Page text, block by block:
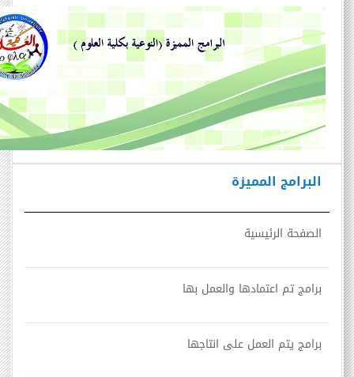
البرامج المميزة
الصفحة الرئيسية
برامج تم اعتمادها والعمل بها
برامج يتم العمل على انتاجها